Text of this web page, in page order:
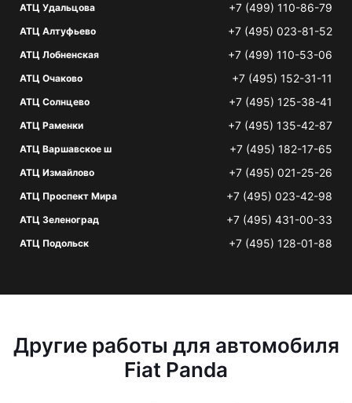
АТЦ Удальцова +7 (499) 110-86-79
АТЦ Алтуфьево +7 (495) 023-81-52
АТЦ Лобненская +7 (499) 110-53-06
АТЦ Очаково +7 (495) 152-31-11
АТЦ Солнцево +7 (495) 125-38-41
АТЦ Раменки +7 (495) 135-42-87
АТЦ Варшавское ш +7 (495) 182-17-65
АТЦ Измайлово +7 (495) 021-25-26
АТЦ Проспект Мира +7 (495) 023-42-98
АТЦ Зеленоград +7 (495) 431-00-33
АТЦ Подольск +7 (495) 128-01-88
Другие работы для автомобиля
Fiat Panda